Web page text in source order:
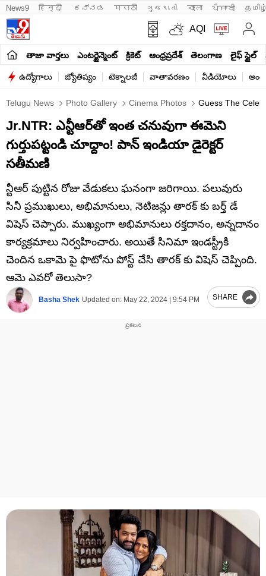
News9 हिन्दी ಕನ್ನಡ मराठी ગુજરાતી বাংলা ਪੰਜਾਬੀ
AQI
తాజా వార్తలు ఎంటర్టైన్మెంట్ క్రికెట్ ఆంధ్రప్రదేశ్ తెలంగాణ లైఫ్ స్టైల్
ఉద్యోగాలు జ్యోతిష్యం టెక్నాలజీ వాతావరణం వీడియోలు
Telugu News Photo Gallery Cinema Photos Guess The
Jr.NTR: ఎన్టీఆర్‌తో ఇంత చనువుగా ఈమెని
గుర్తుపట్టండి చూద్దాం! పాన్ ఇండియా డైరెక్టర్
సతీమణి
న్టీఆర్ పుట్టిన రోజు వేడుకలు ఘనంగా జరిగాయి. పలువురు
సినీ ప్రముఖులు, అభిమానులు, నెటిజన్లు తారక్ కు బర్త్ డే
విషెస్ చెప్పారు. ముఖ్యంగా అభిమానులు రక్తదానం, అన్నదానం
కార్యక్రమాలు నిర్వహించారు. అయితే సినిమా ఇండస్ట్రీకి
చెందిన ఒకామె పై ఫొటోను పోస్ట్ చేసి తారక్ కు విషెస్ చెప్పింది.
ఆమె ఎవరో తెలుసా?
Basha Shek Updated on: May 22, 2024 | 9:54 PM SHARE